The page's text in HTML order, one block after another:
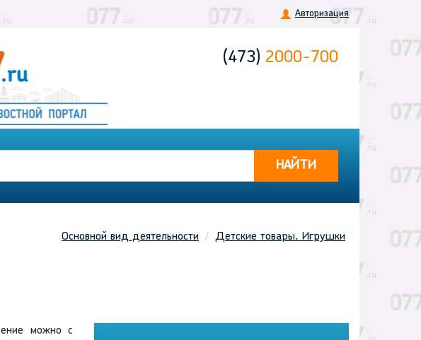
Авторизация
(473) 2000-700
НАЙТИ
Основной вид деятельности Детские товары. Игрушки
можно с